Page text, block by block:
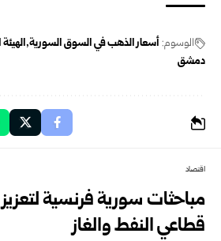
الوسوم: أسعار الذهب في السوق السورية
دمشق
اقتصاد
مباحثات سورية فرنسية
قطاعي النفط والغاز